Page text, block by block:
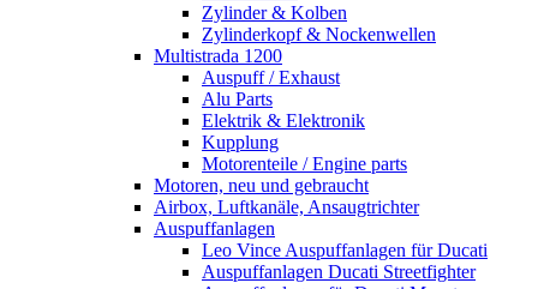
Zylinder & Kolben
Zylinderkopf & Nockenwellen
Multistrada 1200
Auspuff / Exhaust
Alu Parts
Elektrik & Elektronik
Kupplung
Motorenteile / Engine parts
Motoren, neu und gebraucht
Airbox, Luftkanäle, Ansaugtrichter
Auspuffanlagen
Leo Vince Auspuffanlagen für Ducati
Auspuffanlagen Ducati Streetfighter